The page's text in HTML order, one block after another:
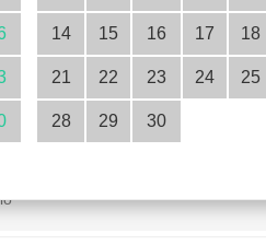
14 15 16 17 18
21 22 23 24 25
28 29 30